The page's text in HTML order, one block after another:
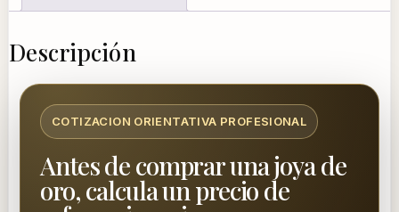
lDescripción
COTIZACION ORIENTATIVA PROFESIONAL
Antes de comprar una joya de
oro, calcula un precio de